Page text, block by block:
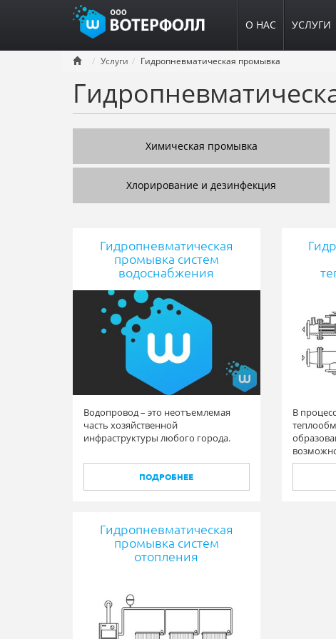
О НАС УСЛУГИ
Услуги Гидропневматическая промывка
Химическая промывка
Хлорирование и дезинфекция
Гидропневматическая
промывка систем
водоснабжения
Водопровод – это неотъемлемая
часть хозяйственной
инфраструктуры любого города.
ПОДРОБНЕЕ
В
частиц,
либо в
Гидропневматическая
промывка систем
отопления